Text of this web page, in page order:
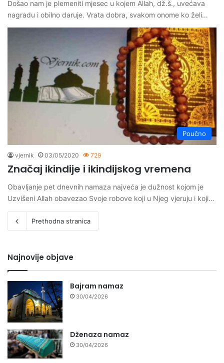
Došao nam je plemeniti mjesec u kojem Allah, dž.š., uvećava
nagradu i obilno daruje. Vrata dobra, svakom onome ko želi…
Poučno
vjernik 03/05/2020 729
Značaj ikindije i ikindijskog vremena
Obavljanje pet dnevnih namaza najveća je dužnost kojom je
Uzvišeni Allah obavezao Svoje robove koji u Njeg vjeruju i koji…
Prethodna stranica
Najnovije objave
Bajram namaz
30/04/2026
Dženaza namaz
30/04/2026